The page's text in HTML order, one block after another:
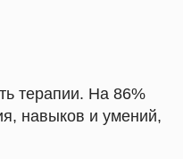
терапии. На 86%
навыков и умений,